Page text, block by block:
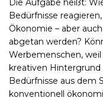
Die Aufgabe heißt:
Bedürfnisse
Ökonomie – aber
abgetan werden?
Werbemenschen,
kreativen
Bedürfnisse aus dem
konventionell